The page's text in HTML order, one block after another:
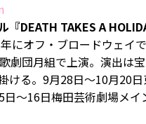
『DEATH TAKES A
にオフ・ブロードウェイ
劇団月組で上演。演出は
ける。9月28日～10月20
日～16日梅田芸術劇場メイ